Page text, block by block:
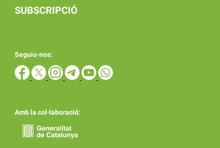
SUBSCRIPCIÓ
Seguiu-nos:
Amb la col·laboració: